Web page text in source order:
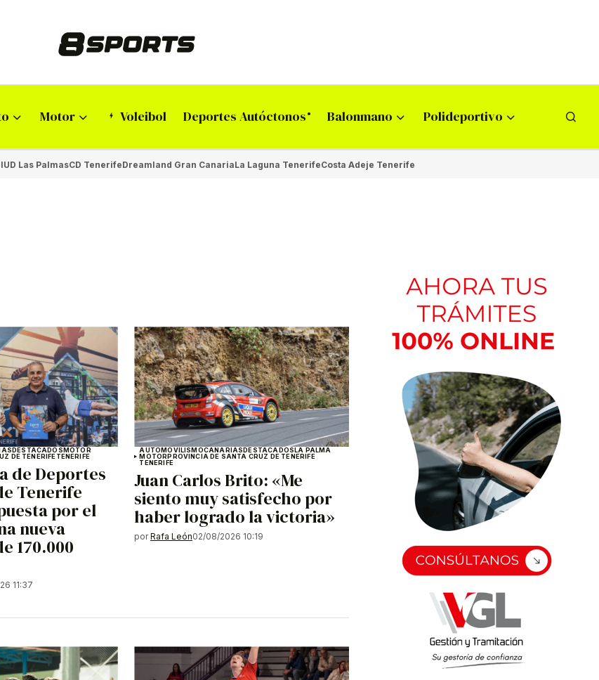
Motor Voleibol Deportes Autóctonos Balonmano Polideportivo
UD Las PalmasCD TenerifeDreamland Gran CanariaLa Laguna TenerifeCosta Adeje Tenerife
DESTACADOSMOTOR
DE TENERIFETENERIFE
de Deportes
Tenerife
por el
nueva
170.000
11:37
AUTOMOVILISMOCANARIASDESTACADOSLA PALMA
MOTORPROVINCIA DE SANTA CRUZ DE TENERIFE
TENERIFE
Juan Carlos Brito: «Me
siento muy satisfecho por
haber logrado la victoria»
por Rafa León02/08/2026 10:19